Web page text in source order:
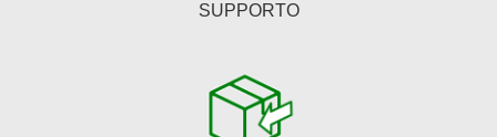
SUPPORTO